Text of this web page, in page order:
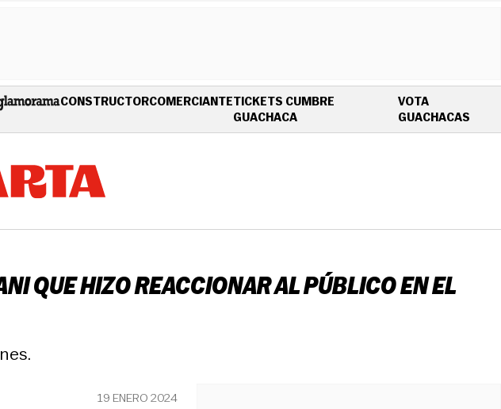
CONSTRUCTORCOMERCIANTETICKETS CUMBRE
GUACHACAOPENS IN NEW WINDOW
VOTA
GUACHACAS
QUE HIZO REACCIONAR AL PÚBLICO EN EL
19 ENERO 2024